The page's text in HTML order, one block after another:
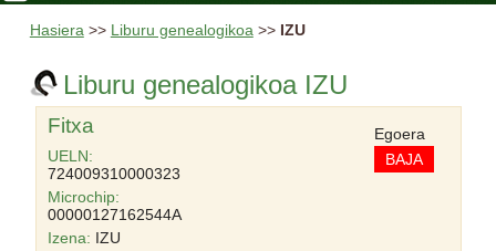
Hasiera>> Liburu genealogikoa>> IZU
Liburu genealogikoa IZU
Fitxa
UELN:
724009310000323
Microchip:
00000127162544A
Izena: IZU
Egoera
BAJA